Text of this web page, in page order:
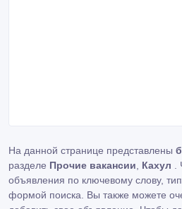
На данной странице представлены
разделе Прочие вакансии Кахул .
объявления по ключевому слову,
формой поиска. Вы также можете